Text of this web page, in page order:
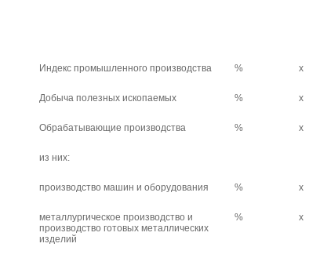
Индекс промышленного производства % х
Добыча полезных ископаемых % х
Обрабатывающие производства % х
из них:
производство машин и оборудования % х
металлургическое производство и
производство готовых металлических
изделий
% х